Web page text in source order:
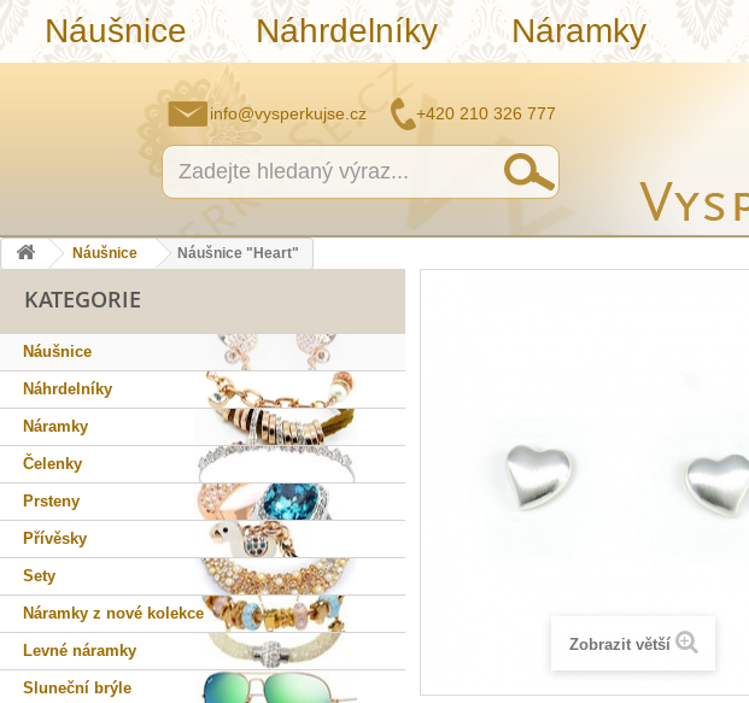
Náušnice Náhrdelníky Náramky
info@vysperkujse.cz +420 210 326 777
Náušnice Náušnice "Heart"
KATEGORIE
Náušnice
Náhrdelníky
Náramky
Čelenky
Prsteny
Přívěsky
Sety
Náramky z nové kolekce
Levné náramky
Sluneční brýle
Zobrazit větší